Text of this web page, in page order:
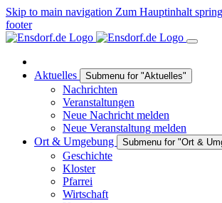
Skip to main navigation Zum Hauptinhalt
footer
Aktuelles Submenu for "Aktuelles"
Nachrichten
Veranstaltungen
Neue Nachricht melden
Neue Veranstaltung melden
Ort & Umgebung
Submenu for "Ort &
Geschichte
Kloster
Pfarrei
Wirtschaft